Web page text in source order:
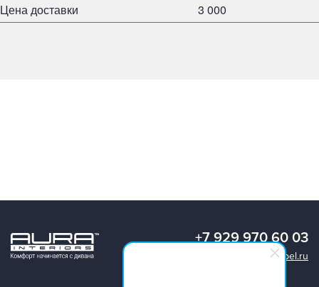
Цена доставки
3 000
+7 929 970 60 03
info@aura-mebel.ru